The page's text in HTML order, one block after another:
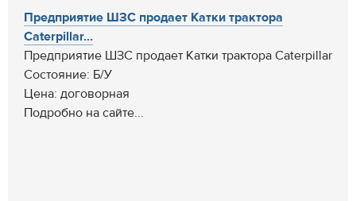
Предприятие ШЗС продает Катки трактора
Caterpillar...
Предприятие ШЗС продает Катки трактора Caterpillar
Состояние: Б/У
Цена: договорная
Подробно на сайте...